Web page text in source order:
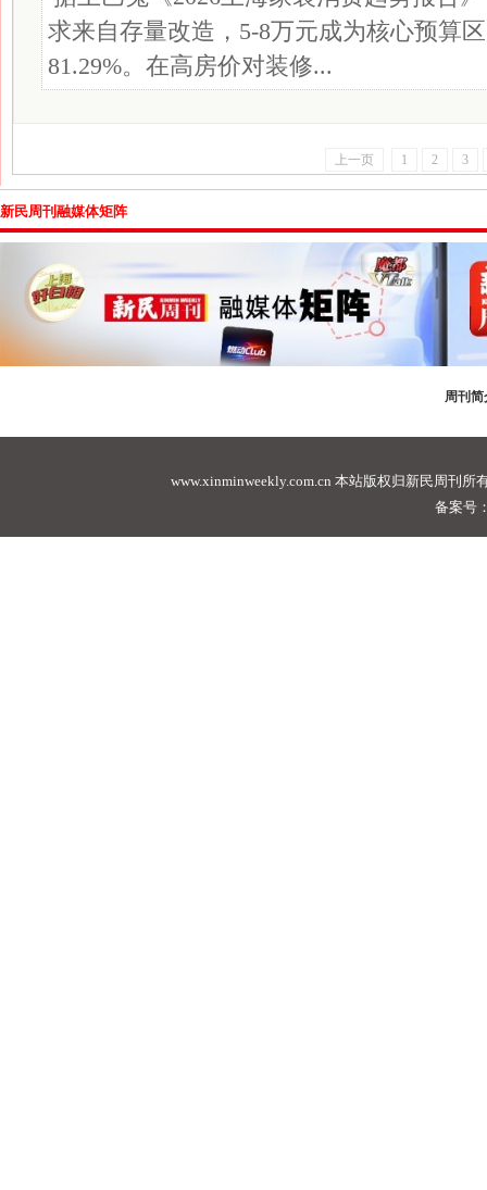
求来自存量改造，5-8万元成为核心预算
81.29%。在高房价对装修...
上一页 1 2 3
新民周刊融媒体矩阵
周刊简
www.xinminweekly.com.cn 本站版权归新民周刊所
备案号